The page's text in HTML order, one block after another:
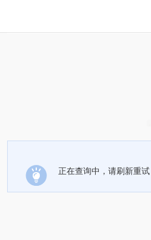
正在查询中，请刷新重试